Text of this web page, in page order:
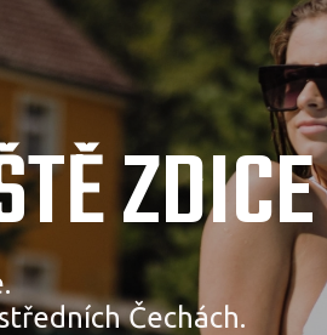
ZDICE
Čechách.